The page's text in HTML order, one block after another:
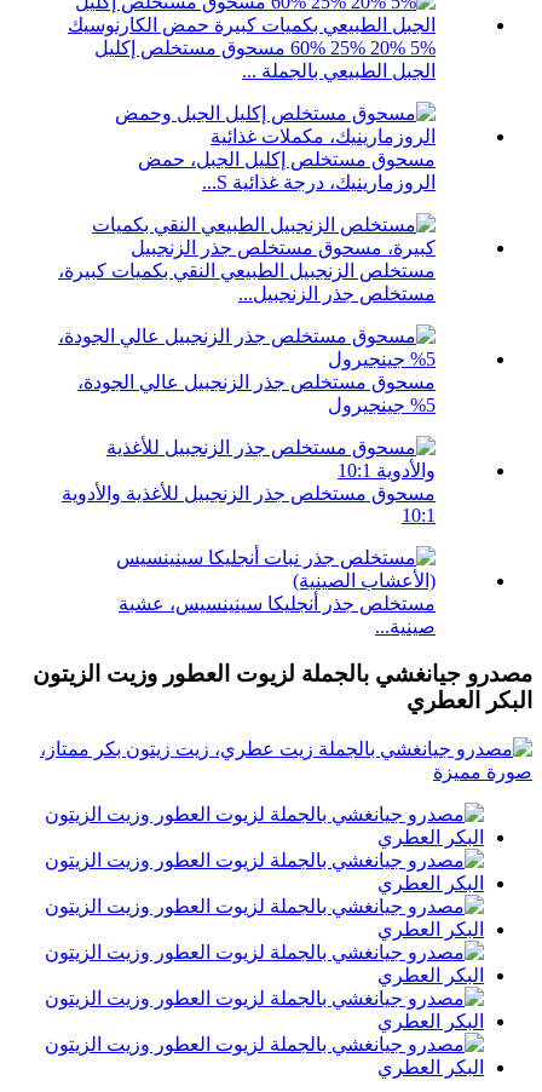
5% 20% 25% 60% مسحوق مستخلص إكليل
الجبل الطبيعي بالجملة ...
مسحوق مستخلص إكليل الجبل، حمض
الروزمارينيك، درجة غذائية S...
مستخلص الزنجبيل الطبيعي النقي بكميات كبيرة،
مستخلص جذر الزنجبيل...
مسحوق مستخلص جذر الزنجبيل عالي الجودة،
5% جينجيرول
مسحوق مستخلص جذر الزنجبيل للأغذية والأدوية
10:1
مستخلص جذر أنجليكا سينينسيس، عشبة
صينية...
مصدرو جيانغشي بالجملة لزيوت العطور وزيت الزيتون
البكر العطري